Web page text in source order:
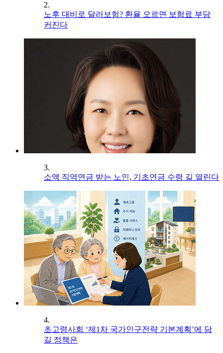
2.
노후 대비로 달러보험? 환율 오르면 보험료 부담
커진다
3.
소액 직역연금 받는 노인, 기초연금 수령 길 열린다
4.
초고령사회 ‘제1차 국가인구전략 기본계획’에 담
길 정책은